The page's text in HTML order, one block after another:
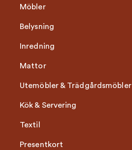
Möbler
Belysning
Inredning
Mattor
Utemöbler & Trädgårdsmöbler
Kök & Servering
Textil
Presentkort